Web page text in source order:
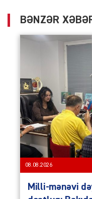
BƏNZƏR
08.08.2026
Milli-mənəvi